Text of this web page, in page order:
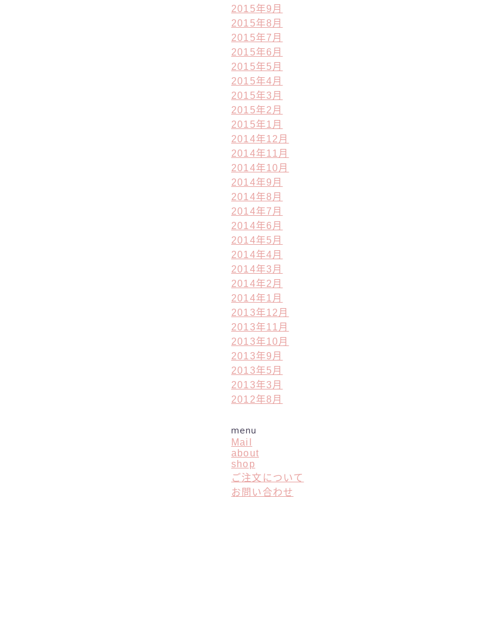
2015年9月
2015年8月
2015年7月
2015年6月
2015年5月
2015年4月
2015年3月
2015年2月
2015年1月
2014年12月
2014年11月
2014年10月
2014年9月
2014年8月
2014年7月
2014年6月
2014年5月
2014年4月
2014年3月
2014年2月
2014年1月
2013年12月
2013年11月
2013年10月
2013年9月
2013年5月
2013年3月
2012年8月
menu
Mail
about
shop
ご注文について
お問い合わせ